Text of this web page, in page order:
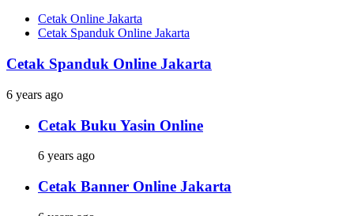
Cetak Online Jakarta
Cetak Spanduk Online Jakarta
Cetak Spanduk Online Jakarta
6 years ago
Cetak Buku Yasin Online
6 years ago
Cetak Banner Online Jakarta